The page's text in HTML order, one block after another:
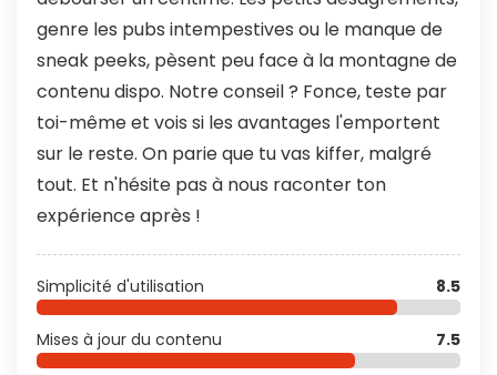
genre les pubs intempestives ou le manque de
sneak peeks, pèsent peu face à la montagne de
contenu dispo. Notre conseil ? Fonce, teste par
toi-même et vois si les avantages l'emportent
sur le reste. On parie que tu vas kiffer, malgré
tout. Et n'hésite pas à nous raconter ton
expérience après !
Simplicité d'utilisation 8.5
Mises à jour du contenu 7.5